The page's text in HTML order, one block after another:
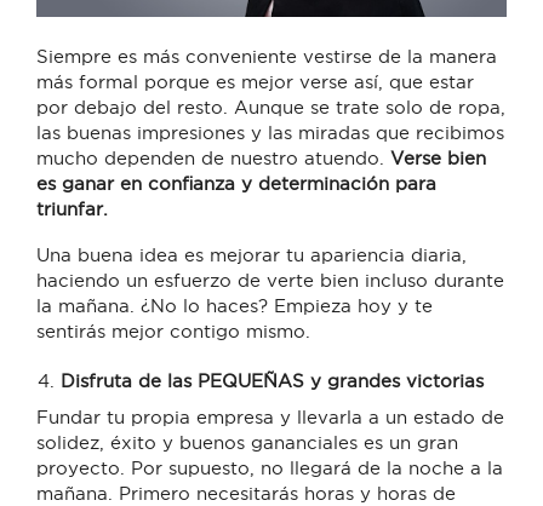
Siempre es más conveniente vestirse de la manera
más formal porque es mejor verse así, que estar
por debajo del resto. Aunque se trate solo de ropa,
las buenas impresiones y las miradas que recibimos
mucho dependen de nuestro atuendo. Verse bien
es ganar en confianza y determinación para
triunfar.
Una buena idea es mejorar tu apariencia diaria,
haciendo un esfuerzo de verte bien incluso durante
la mañana. ¿No lo haces? Empieza hoy y te
sentirás mejor contigo mismo.
Disfruta de las PEQUEÑAS y grandes victorias
Fundar tu propia empresa y llevarla a un estado de
solidez, éxito y buenos gananciales es un gran
proyecto. Por supuesto, no llegará de la noche a la
mañana. Primero necesitarás horas y horas de